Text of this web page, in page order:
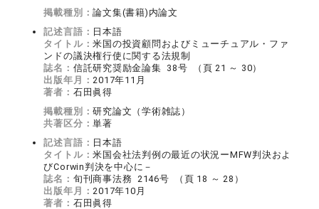
掲載種別：論文集(書籍)内論文
記述言語： 日本語
タイトル：米国の投資顧問およびミューチュアル・ファ
ンドの議決権行使に関する法規制
誌名： 信託研究奨励金論集 38号 （頁 21 ～ 30）
出版年月：2017年11月
著者： 石田眞得
掲載種別：研究論文（学術雑誌）
共著区分：単著
記述言語： 日本語
タイトル：米国会社法判例の最近の状況ーMFW判決およ
びCorwin判決を中心に－
誌名： 旬刊商事法務 2146号 （頁 18 ～ 28）
出版年月：2017年10月
著者： 石田眞得